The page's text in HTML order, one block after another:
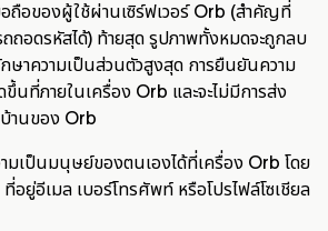
ถือของผู้ใช้ผ่านเซิร์ฟเวอร์ Orb (สำคัญที่
ถถอดรหัสได้) ท้ายสุด รูปภาพทั้งหมดจะถูกลบ
ษาความเป็นส่วนตัวสูงสุด การยืนยันความ
นที่ภายในเครื่อง Orb และจะไม่มีการส่ง
านของ Orb
เป็นมนุษย์ของตนเองได้ที่เครื่อง Orb โดย
อยู่อีเมล เบอร์โทรศัพท์ หรือโปรไฟล์โซเชียล